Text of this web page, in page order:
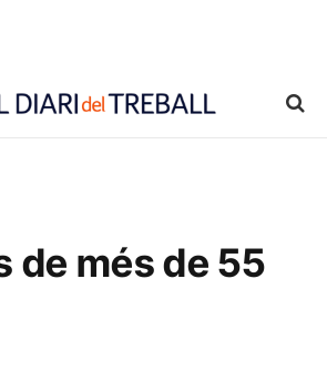
de més de 55